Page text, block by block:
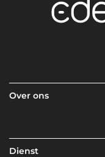
Over ons
Dienst